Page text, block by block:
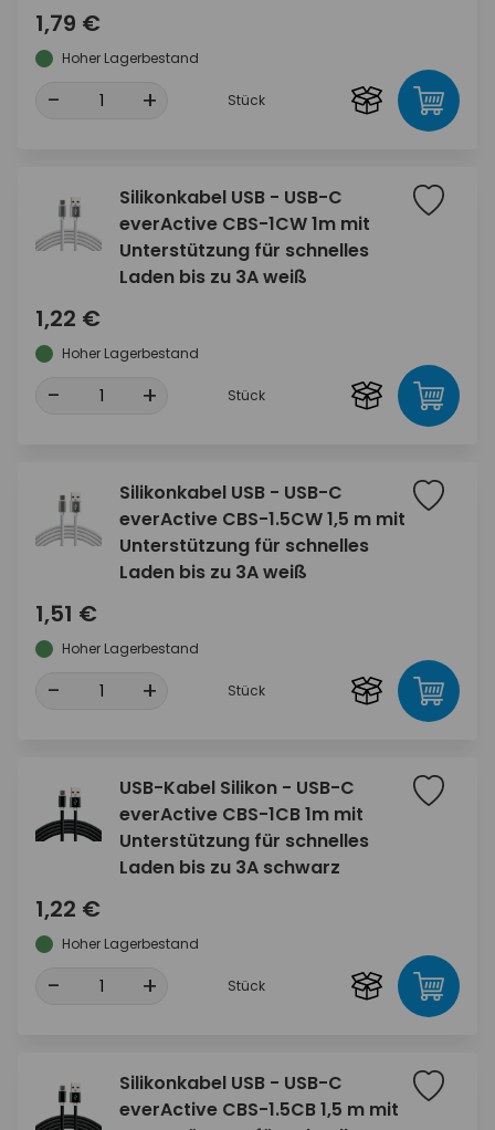
1,79 €
Hoher Lagerbestand
- + Stück
Silikonkabel USB - USB-C
everActive CBS-1CW 1m mit
Unterstützung für schnelles
Laden bis zu 3A weiß
1,22 €
Hoher Lagerbestand
- + Stück
Silikonkabel USB - USB-C
everActive CBS-1.5CW 1,5 m mit
Unterstützung für schnelles
Laden bis zu 3A weiß
1,51 €
Hoher Lagerbestand
- + Stück
USB-Kabel Silikon - USB-C
everActive CBS-1CB 1m mit
Unterstützung für schnelles
Laden bis zu 3A schwarz
1,22 €
Hoher Lagerbestand
- + Stück
Silikonkabel USB - USB-C
everActive CBS-1.5CB 1,5 m mit